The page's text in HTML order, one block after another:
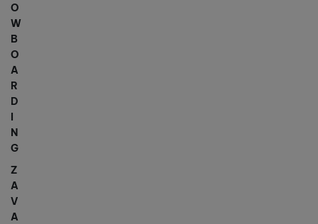
O
W
B
O
A
R
D
N
G
Z
A
V
A